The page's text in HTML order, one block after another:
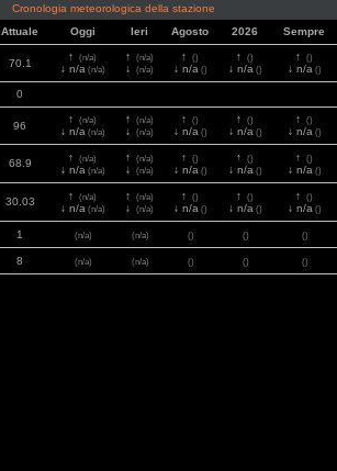
Cronologia meteorologica della stazione
Attuale
Oggi Ieri Agosto 2026 Sempre
70.1
↑ (n/a)
↓ n/a(n/a)
↑ (n/a)
↓ (n/a)
↑ ()
↓ n/a()
↑ ()
↓ n/a()
↑ ()
↓ n/a()
0
96
↑ (n/a)
↓ n/a(n/a)
↑ (n/a)
↓ (n/a)
↑ ()
↓ n/a()
↑ ()
↓ n/a()
↑ ()
↓ n/a()
68.9 ↑ (n/a)
↓ n/a(n/a)
↑ (n/a)
↓ (n/a)
↑ ()
↓ n/a()
↑ ()
↓ n/a()
↑ ()
↓ n/a()
30.03 ↑ (n/a)
↓ n/a(n/a)
↑ (n/a)
↓ (n/a)
↑ ()
↓ n/a()
↑ ()
↓ n/a()
↑ ()
↓ n/a()
1 (n/a) (n/a) () () ()
8 (n/a) (n/a) () () ()